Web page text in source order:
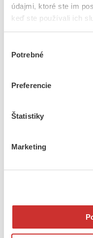
údajmi, ktoré ste im
keď ste používali ich
súhlasu
Potrebné
Preferencie
Štatistiky
Marketing
Kožené kapsy
Krivé ihly
Blúzky
Krpce
Nohavice
Sukne